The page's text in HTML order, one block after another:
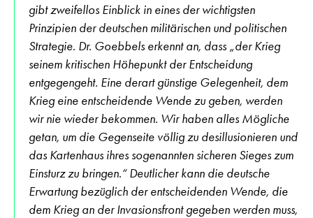
gibt zweifellos Einblick in eines der wichtigsten
Prinzipien der deutschen militärischen und politischen
Strategie. Dr. Goebbels erkennt an, dass „der Krieg
seinem kritischen Höhepunkt der Entscheidung
entgegengeht. Eine derart günstige Gelegenheit, dem
Krieg eine entscheidende Wende zu geben, werden
wir nie wieder bekommen. Wir haben alles Mögliche
getan, um die Gegenseite völlig zu desillusionieren und
das Kartenhaus ihres sogenannten sicheren Sieges zum
Einsturz zu bringen.“ Deutlicher kann die deutsche
Erwartung bezüglich der entscheidenden Wende, die
dem Krieg an der Invasionsfront gegeben werden muss,